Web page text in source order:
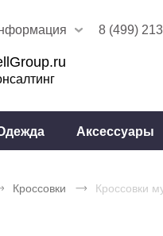
8 (499)
Аксессуары
Кроссовки Кроссовки